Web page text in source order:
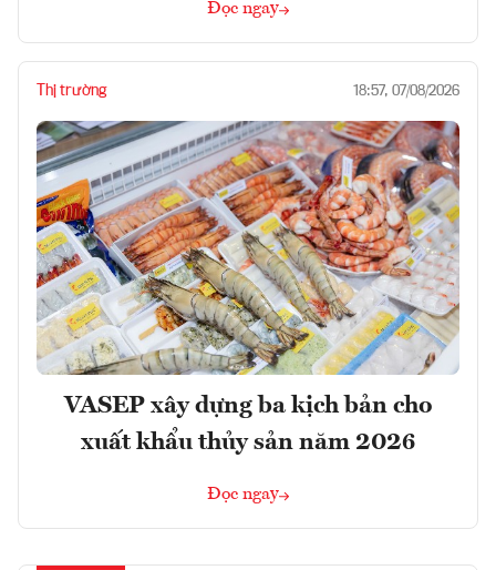
Đọc ngay
Thị trường 18:57, 07/08/2026
VASEP xây dựng ba kịch bản cho
xuất khẩu thủy sản năm 2026
Đọc ngay